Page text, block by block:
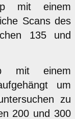
mit einem
Scans des
135 und
mit einem
um
zu
200 und 300